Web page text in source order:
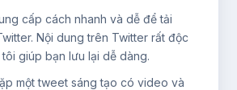
cấp cách nhanh và dễ để tải
Nội dung trên Twitter rất độc
giúp bạn lưu lại dễ dàng.
một tweet sáng tạo có video và